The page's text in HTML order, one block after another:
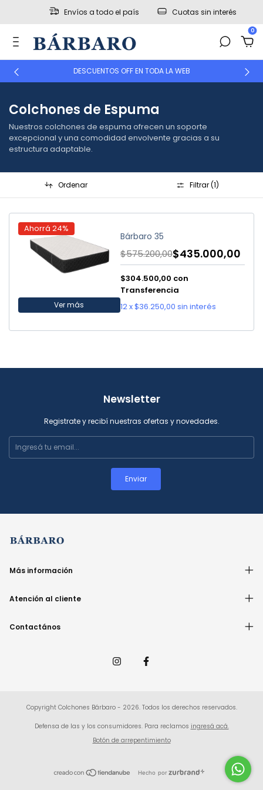
Envíos a todo el país Cuotas sin interés
0
DESCUENTOS OFF EN TODA LA WEB
Colchones de Espuma
Nuestros colchones de espuma ofrecen un soporte
excepcional y una comodidad envolvente gracias a su
estructura adaptable.
Ordenar Filtrar (1)
Ahorrá 24%
Ver más
Bárbaro 35
$435.000,00
$575.200,00
$304.500,00 con
Transferencia
12x$36.250,00 sin interés
Newsletter
Registrate y recibí nuestras ofertas y novedades.
Más información
Atención al cliente
Contactános
Copyright Colchones Bárbaro - 2026. Todos los derechos reservados.
Defensa de las y los consumidores. Para reclamos ingresá acá.
Botón de arrepentimiento
Hecho por